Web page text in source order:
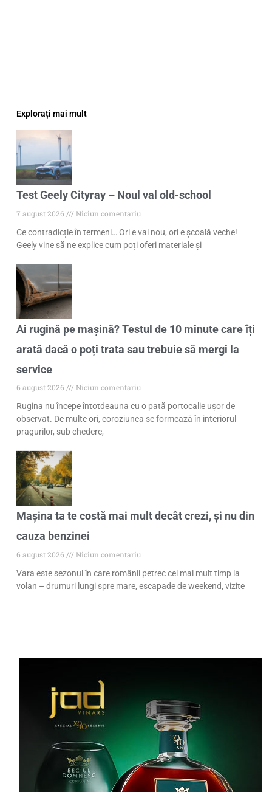
Explorați mai mult
Test Geely Cityray – Noul val old-school
7 august 2026
Niciun comentariu
Ce contradicție în termeni… Ori e val nou, ori e școală veche!
Geely vine să ne explice cum poți oferi materiale și
Ai rugină pe mașină? Testul de 10 minute care îți
arată dacă o poți trata sau trebuie să mergi la
service
6 august 2026
Niciun comentariu
Rugina nu începe întotdeauna cu o pată portocalie ușor de
observat. De multe ori, coroziunea se formează în interiorul
pragurilor, sub chedere,
Mașina ta te costă mai mult decât crezi, și nu din
cauza benzinei
6 august 2026
Niciun comentariu
Vara este sezonul în care românii petrec cel mai mult timp la
volan – drumuri lungi spre mare, escapade de weekend, vizite